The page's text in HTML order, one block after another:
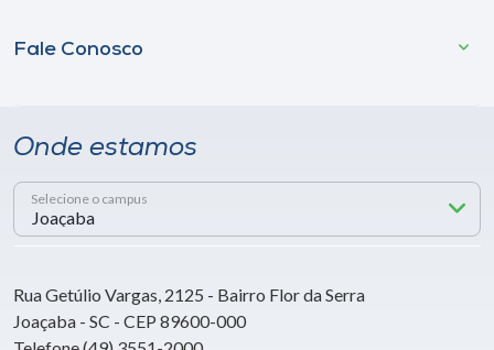
Fale Conosco
Onde estamos
Selecione o campus
Rua Getúlio Vargas, 2125 - Bairro Flor da Serra
Joaçaba - SC - CEP 89600-000